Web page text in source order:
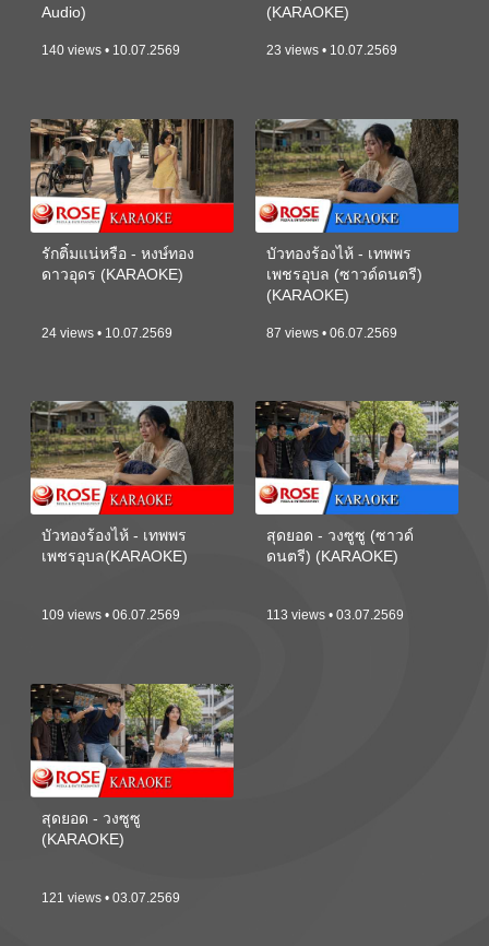
Audio)
140 views • 10.07.2569
(KARAOKE)
23 views • 10.07.2569
รักติ๋มแน่หรือ - หงษ์ทอง
ดาวอุดร (KARAOKE)
24 views • 10.07.2569
บัวทองร้องไห้ - เทพพร
เพชรอุบล (ซาวด์ดนตรี)
(KARAOKE)
87 views • 06.07.2569
บัวทองร้องไห้ - เทพพร
เพชรอุบล(KARAOKE)
109 views • 06.07.2569
สุดยอด - วงซูซู (ซาวด์
ดนตรี) (KARAOKE)
113 views • 03.07.2569
สุดยอด - วงซูซู
(KARAOKE)
121 views • 03.07.2569